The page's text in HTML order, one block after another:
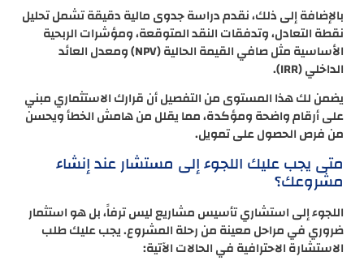
بالإضافة إلى ذلك، نقدم دراسة جدوى مالية دقيقة تشمل تحليل
نقطة التعادل، وتدفقات النقد المتوقعة، ومؤشرات الربحية
الأساسية مثل صافي القيمة الحالية (NPV) ومعدل العائد
الداخلي (IRR).
يضمن لك هذا المستوى من التفصيل أن قرارك الاستثماري مبني
على أرقام واضحة ومؤكدة، مما يقلل من هامش الخطأ ويحسن
من فرص الحصول على تمويل.
متى يجب عليك اللجوء إلى مستشار عند إنشاء
مشروعك؟
اللجوء إلى استشاري تأسيس مشاريع ليس ترفاً، بل هو استثمار
ضروري في مراحل معينة من رحلة المشروع. يجب عليك طلب
الاستشارة الاحترافية في الحالات الآتية: